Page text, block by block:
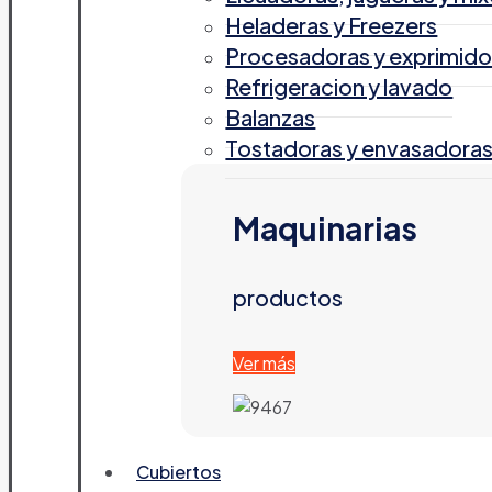
Heladeras y Freezers
Procesadoras y
Refrigeracion y lavado
Balanzas
Tostadoras y envasadoras
Maquinarias
productos
Ver más
Cubiertos